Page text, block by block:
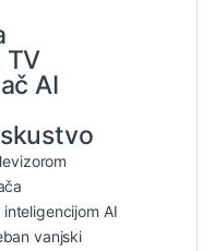
TV
AI
AI
vanjski